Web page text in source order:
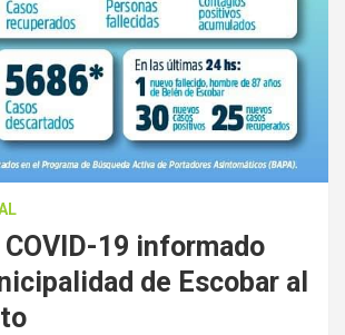
19 informado
de Escobar al